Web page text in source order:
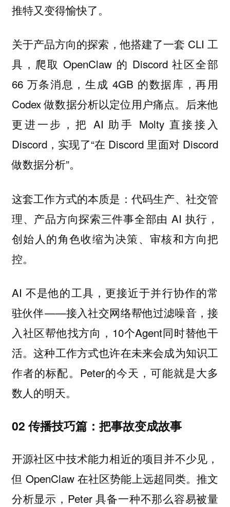
推特又变得愉快了。
关于产品方向的探索，他搭建了一套 CLI 工
具，爬取 OpenClaw 的 Discord 社区全部
66 万条消息，生成 4GB 的数据库，再用
Codex 做数据分析以定位用户痛点。后来他
更进一步，把 AI 助手 Molty 直接接入
Discord，实现了“在 Discord 里面对 Discord
做数据分析”。
这套工作方式的本质是：代码生产、社交管
理、产品方向探索三件事全部由 AI 执行，
创始人的角色收缩为决策、审核和方向把
控。
AI 不是他的工具，更接近于并行协作的常
驻伙伴——接入社交网络帮他过滤噪音，接
入社区帮他找方向，10个Agent同时替他干
活。这种工作方式也许在未来会成为知识工
作者的标配。Peter的今天，可能就是大多
数人的明天。
02 传播技巧篇：把事故变成故事
开源社区中技术能力相近的项目并不少见，
但 OpenClaw 在社区势能上远超同类。推文
分析显示，Peter 具备一种不那么容易被量